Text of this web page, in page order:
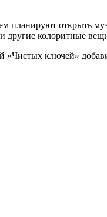
планируют открыть
другие колоритные
«Чистых ключей»